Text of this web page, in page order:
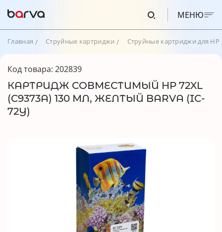
МЕНЮ
Главная Струйные картриджи Струйные картриджи для HP
Код товара: 202839
КАРТРИДЖ СОВМЕСТИМЫЙ HP 72XL
(C9373A) 130 МЛ, ЖЕЛТЫЙ BARVA (IC-
72Y)